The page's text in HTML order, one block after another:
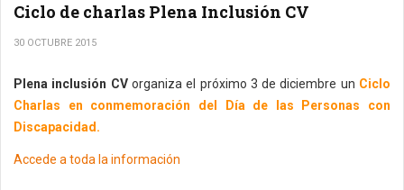
Ciclo de charlas Plena Inclusión CV
30 OCTUBRE 2015
Plena inclusión CVorganiza el próximo 3 de diciembre un Ciclo
Charlas en conmemoración del
Día de las Personas con
Discapacidad.
Accede a toda la información